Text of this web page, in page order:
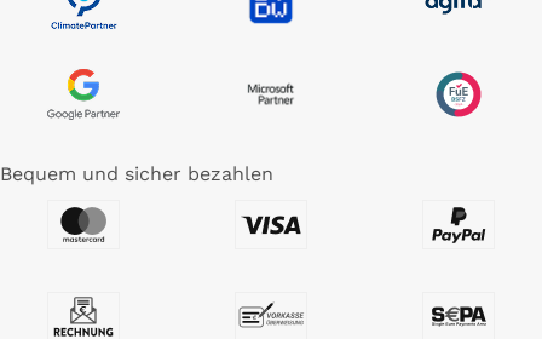
Bequem und sicher bezahlen